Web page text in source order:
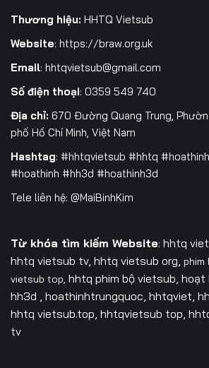
Thương hiệu: HHTQ Vietsub
Website: https://braw.org.uk
Email: hhtqvietsub@gmail.com
Số điện thoại: 0359 549 740
Địa chỉ: 670 Đường Quang Trung,
phố Hồ Chí Minh, Việt Nam
Hashtag: #hhtqvietsub #hhtq
#hoathinh #hh3d #hoathinh3d
Tele liên hệ: @MaiBinhKim
Từ khóa tìm kiếm Website: hhtq
hhtq vietsub tv, hhtq vietsub org, phim
vietsub top, hhtq phim bộ vietsub, hoạt
hh3d , hoathinhtrungquoc, hhtqviet,
hhtq vietsub.top, hhtqvietsub top,
tv